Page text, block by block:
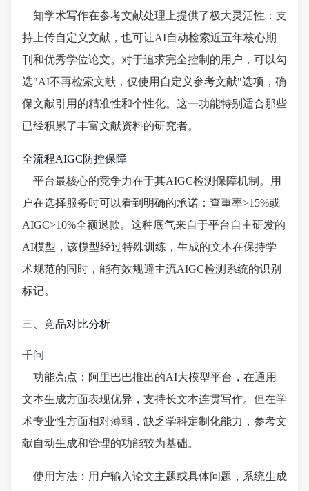
知学术写作在参考文献处理上提供了极大灵活性：支
持上传自定义文献，也可让AI自动检索近五年核心期
刊和优秀学位论文。对于追求完全控制的用户，可以勾
选"AI不再检索文献，仅使用自定义参考文献"选项，确
保文献引用的精准性和个性化。这一功能特别适合那些
已经积累了丰富文献资料的研究者。
全流程AIGC防控保障
平台最核心的竞争力在于其AIGC检测保障机制。用
户在选择服务时可以看到明确的承诺：查重率>15%或
AIGC>10%全额退款。这种底气来自于平台自主研发的
AI模型，该模型经过特殊训练，生成的文本在保持学
术规范的同时，能有效规避主流AIGC检测系统的识别
标记。
三、竞品对比分析
千问
功能亮点：阿里巴巴推出的AI大模型平台，在通用
文本生成方面表现优异，支持长文本连贯写作。但在学
术专业性方面相对薄弱，缺乏学科定制化能力，参考文
献自动生成和管理的功能较为基础。
使用方法：用户输入论文主题或具体问题，系统生成